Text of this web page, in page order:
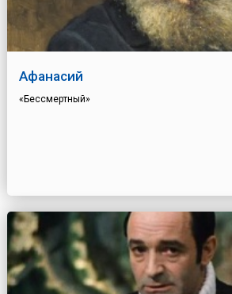
Афанасий
«Бессмертный»